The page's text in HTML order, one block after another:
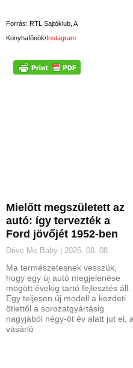
Forrás: RTL Sajtóklub, A
Konyhafőnök/Instagram
Mielőtt megszületett az
autó: így tervezték a
Ford jövőjét 1952-ben
Drive Me Baby 2026. 08. 08.
Ma természetesnek vesszük,
hogy egy új autó megjelenése
mögött évekig tartó fejlesztés áll.
Egy teljesen új modell a kezdeti
ötlettől a sorozatgyártásig
nagyjából négy-öt év alatt jut el, a
vásárló